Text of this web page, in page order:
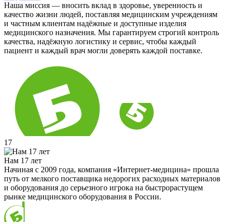
Наша миссия — вносить вклад в здоровье, уверенность и
качество жизни людей, поставляя медицинским учреждениям
и частным клиентам надёжные и доступные изделия
медицинского назначения. Мы гарантируем строгий контроль
качества, надёжную логистику и сервис, чтобы каждый
пациент и каждый врач могли доверять каждой поставке.
17
Нам 17 лет
Начиная с 2009 года, компания «Интернет-медицина» прошла
путь от мелкого поставщика недорогих расходных материалов
и оборудования до серьезного игрока на быстрорастущем
рынке медицинского оборудования в России.